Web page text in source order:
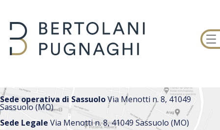
Sede operativa di SassuoloVia Menotti n. 8, 41049
Sassuolo (MO)
Sede LegaleVia Menotti n. 8, 41049 Sassuolo (MO)